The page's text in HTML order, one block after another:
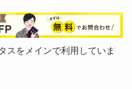
スをメインで利用していま